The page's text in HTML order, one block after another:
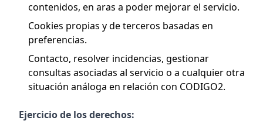
contenidos, en aras a poder mejorar el servicio.
Cookies propias y de terceros basadas en
preferencias.
Contacto, resolver incidencias, gestionar
consultas asociadas al servicio o a cualquier otra
situación análoga en relación con CODIGO2.
Ejercicio de los derechos: